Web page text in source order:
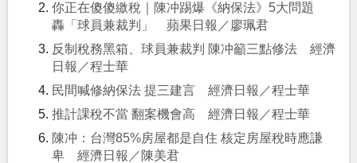
你正在傻傻繳稅｜陳冲踢爆《納保法》5大問題
轟「球員兼裁判」 蘋果日報／廖珮君
反制稅務黑箱、球員兼裁判 陳冲籲三點修法 經濟
日報／程士華
民間喊修納保法 提三建言 經濟日報／程士華
推計課稅不當 翻案機會高 經濟日報／程士華
陳冲：台灣85%房屋都是自住 核定房屋稅時應謙
卑 經濟日報／陳美君